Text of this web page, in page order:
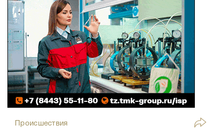
Происшествия